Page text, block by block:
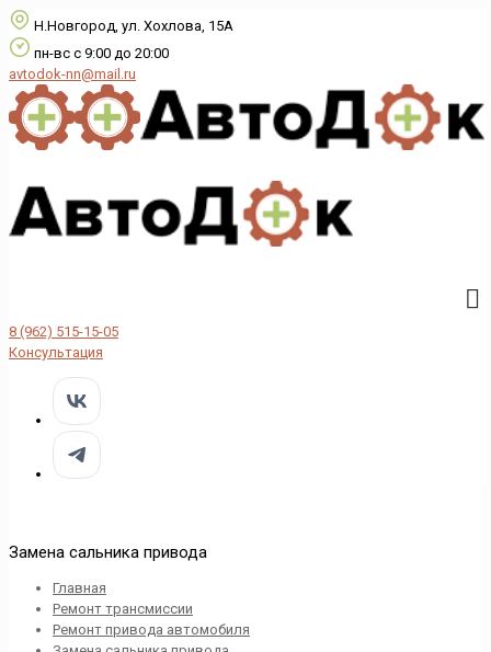
Н.Новгород, ул. Хохлова, 15А
пн-вс с 9:00 до 20:00
avtodok-nn@mail.ru
8 (962) 515-15-05
Консультация
Замена сальника привода
Главная
Ремонт трансмиссии
Ремонт привода автомобиля